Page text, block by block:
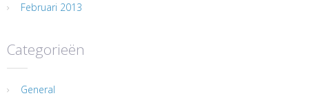
Februari 2013
Categorieën
General